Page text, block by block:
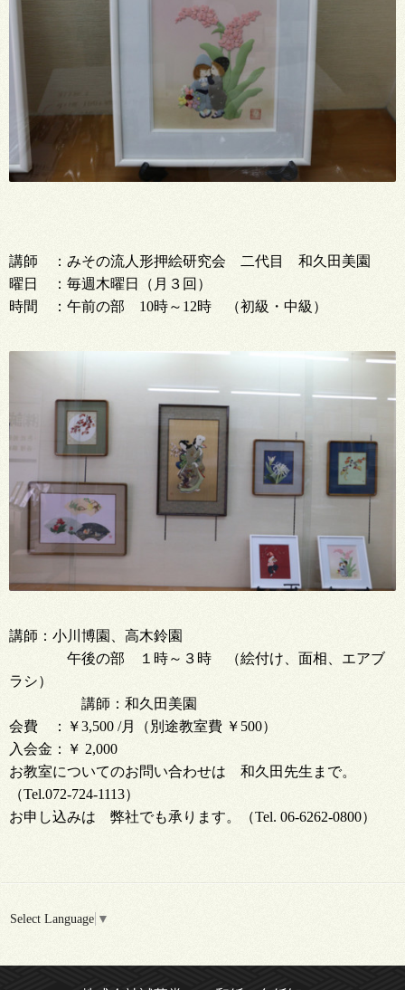
講師 ：みその流人形押絵研究会 二代目 和久田美園
曜日 ：毎週木曜日（月３回）
時間 ：午前の部 10時～12時 （初級・中級）
講師：小川博園、高木鈴園
午後の部 １時～３時 （絵付け、面相、エアブ
ラシ）
講師：和久田美園
会費 ：￥3,500 /月（別途教室費 ￥500）
入会金：￥ 2,000
お教室についてのお問い合わせは 和久田先生まで。
（Tel.072-724-1113）
お申し込みは 弊社でも承ります。（Tel. 06-6262-0800）
Select Language ▼